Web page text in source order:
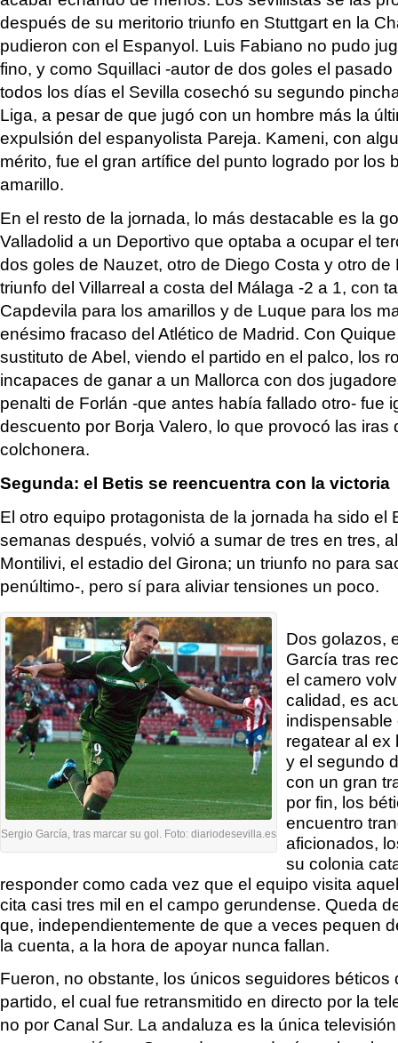
después de su meritorio triunfo en Stuttgart en la
pudieron con el Espanyol. Luis Fabiano no pudo
fino, y como Squillaci -autor de dos goles el
todos los días el Sevilla cosechó su segundo
Liga, a pesar de que jugó con un hombre más la
expulsión del espanyolista Pareja. Kameni, con
mérito, fue el gran artífice del punto logrado por los
amarillo.
En el resto de la jornada, lo más destacable es la
Valladolid a un Deportivo que optaba a ocupar el
dos goles de Nauzet, otro de Diego Costa y otro de
triunfo del Villarreal a costa del Málaga -2 a 1, con
Capdevila para los amarillos y de Luque para los
enésimo fracaso del Atlético de Madrid. Con
sustituto de Abel, viendo el partido en el palco, los
incapaces de ganar a un Mallorca con dos
penalti de Forlán -que antes había fallado otro- fue
descuento por Borja Valero, lo que provocó las iras
colchonera.
Segunda: el Betis se reencuentra con la victoria
El otro equipo protagonista de la jornada ha sido el
semanas después, volvió a sumar de tres en tres,
Montilivi, el estadio del Girona; un triunfo no para
penúltimo-, pero sí para aliviar tensiones un poco.
Sergio García, tras marcar su gol. Foto: diariodesevilla.es
Dos golazos,
García tras
el camero
calidad, es
indispensable
regatear al ex
y el segundo
con un gran
por fin, los
encuentro
aficionados,
su colonia
responder como cada vez que el equipo visita
cita casi tres mil en el campo gerundense. Queda
que, independientemente de que a veces pequen
la cuenta, a la hora de apoyar nunca fallan.
Fueron, no obstante, los únicos seguidores béticos
partido, el cual fue retransmitido en directo por la
no por Canal Sur. La andaluza es la única